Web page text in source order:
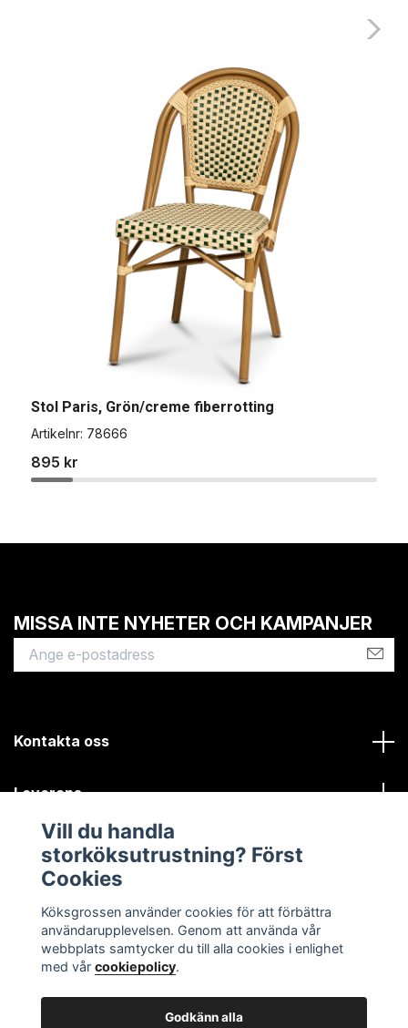
Stol Paris, Grön/creme fiberrotting
Artikelnr: 78666
895 kr
MISSA INTE NYHETER OCH KAMPANJER
Kontakta oss
Leverans
Kundinformation
Vill du handla
storköksutrustning? Först
Cookies
Köksgrossen använder cookies för att förbättra
användarupplevelsen. Genom att använda vår
webbplats samtycker du till alla cookies i enlighet
med vår cookiepolicy.
Godkänn alla